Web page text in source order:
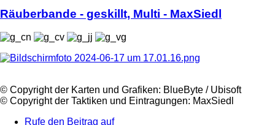
Räuberbande - geskillt, Multi - MaxSiedl
©️ Copyright der Karten und Grafiken: BlueByte / Ubisoft
©️ Copyright der Taktiken und Eintragungen: MaxSiedl
Rufe den Beitrag auf